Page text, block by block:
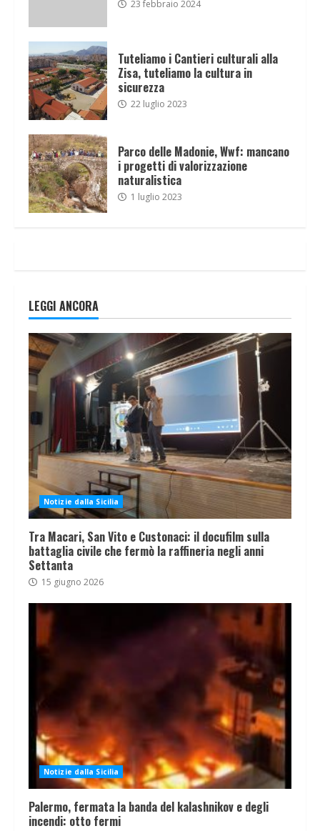
23 febbraio 2024
Tuteliamo i Cantieri culturali alla
Zisa, tuteliamo la cultura in
sicurezza
22 luglio 2023
Parco delle Madonie, Wwf: mancano
i progetti di valorizzazione
naturalistica
1 luglio 2023
LEGGI ANCORA
Notizie dalla Sicilia
Tra Macari, San Vito e Custonaci: il docufilm sulla
battaglia civile che fermò la raffineria negli anni
Settanta
15 giugno 2026
Notizie dalla Sicilia
Palermo, fermata la banda del kalashnikov e degli
incendi: otto fermi